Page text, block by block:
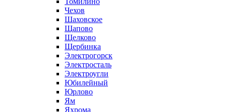
Чехов
Шаховское
Щапово
Щелково
Щербинка
Электрогорск
Электросталь
Электроугли
Юбилейный
Юрлово
Ям
Яхрома